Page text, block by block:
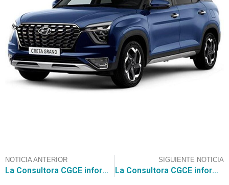
NOTICIA ANTERIOR
La Consultora CGCE informa sobre la licitación publicada por SERVICIO SALUD METROPOLITANO OCCIDENTE, para la “CONTRATACIÓN DE CONSULTORÍA PROFESIONAL EN LABORES DE DISEÑO DE ARQUITECTURA E INGENIERÍA CONCURRENTE DEL PROYECTO DENOMINADO REPOSICIÓN PABELLONES Y UPC DEL INSTITUTO TRAUMATOLÓGICO”, valor de la licitación es igual o superior a 5.000 UTM
SIGUIENTE NOTICIA
La Consultora CGCE informa sobre la licitación “ANÁLISIS DE LA CUENCA BIOBÍO PARA LA FORMULACIÓN DEL PLAN ESTRATÉGICO DE RECURSOS HÍDRICOS” el valor estimado es de $345.724.339